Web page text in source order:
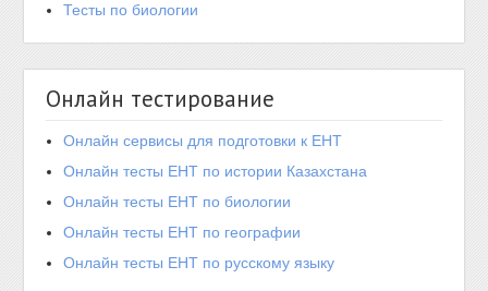
Тесты по биологии
Онлайн тестирование
Онлайн сервисы для подготовки к ЕНТ
Онлайн тесты ЕНТ по истории Казахстана
Онлайн тесты ЕНТ по биологии
Онлайн тесты ЕНТ по географии
Онлайн тесты ЕНТ по русскому языку